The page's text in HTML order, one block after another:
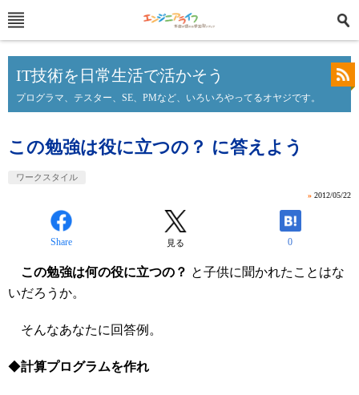
IT技術を日常生活で活かそう
プログラマ、テスター、SE、PMなど、いろいろやってるオヤジです。
この勉強は役に立つの？ に答えよう
ワークスタイル
» 2012/05/22
Share 見る 0
この勉強は何の役に立つの？ と子供に聞かれたことはな
いだろうか。
そんなあなたに回答例。
◆計算プログラムを作れ